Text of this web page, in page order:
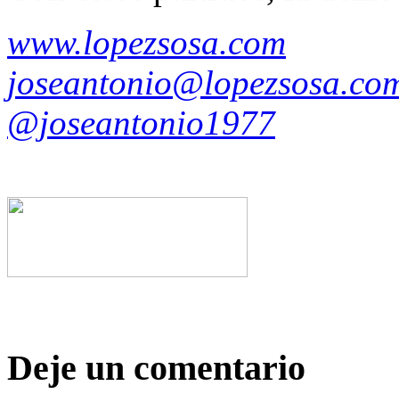
www.lopezsosa.com
@joseantonio1977
Deje un comentario